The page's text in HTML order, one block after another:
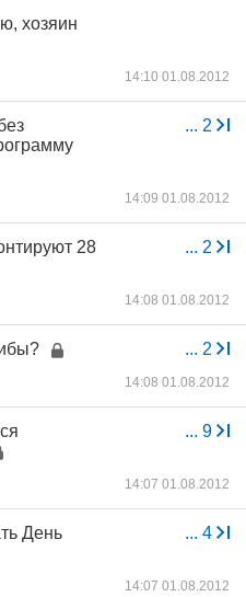
хозяин
14:10 01.08.2012
... 2
14:09 01.08.2012
... 2
28
14:08 01.08.2012
... 2
14:08 01.08.2012
... 9
14:07 01.08.2012
... 4
День
14:07 01.08.2012